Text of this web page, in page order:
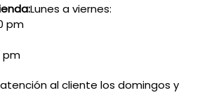
Lunes a viernes:
pm
pm
al cliente los domingos y